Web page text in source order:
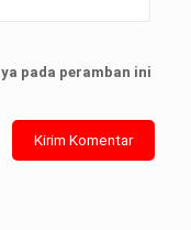
pada peramban ini